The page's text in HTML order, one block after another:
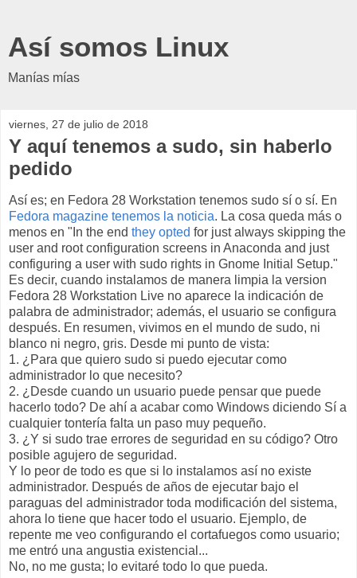
Así somos Linux
Manías mías
viernes, 27 de julio de 2018
Y aquí tenemos a sudo, sin haberlo
pedido
Así es; en Fedora 28 Workstation tenemos sudo sí o sí. En
Fedora magazine tenemos la noticia. La cosa queda más o
menos en "In the end they opted for just always skipping the
user and root configuration screens in Anaconda and just
configuring a user with sudo rights in Gnome Initial Setup."
Es decir, cuando instalamos de manera limpia la version
Fedora 28 Workstation Live no aparece la indicación de
palabra de administrador; además, el usuario se configura
después. En resumen, vivimos en el mundo de sudo, ni
blanco ni negro, gris. Desde mi punto de vista:
1. ¿Para que quiero sudo si puedo ejecutar como
administrador lo que necesito?
2. ¿Desde cuando un usuario puede pensar que puede
hacerlo todo? De ahí a acabar como Windows diciendo Sí a
cualquier tontería falta un paso muy pequeño.
3. ¿Y si sudo trae errores de seguridad en su código? Otro
posible agujero de seguridad.
Y lo peor de todo es que si lo instalamos así no existe
administrador. Después de años de ejecutar bajo el
paraguas del administrador toda modificación del sistema,
ahora lo tiene que hacer todo el usuario. Ejemplo, de
repente me veo configurando el cortafuegos como usuario;
me entró una angustia existencial...
No, no me gusta; lo evitaré todo lo que pueda.